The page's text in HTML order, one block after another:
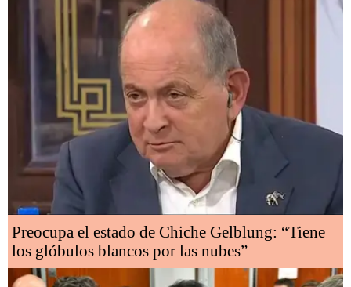
Preocupa el estado de Chiche Gelblung: “Tiene
los glóbulos blancos por las nubes”